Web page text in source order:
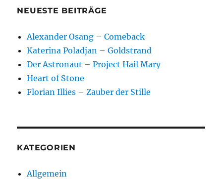
NEUESTE BEITRÄGE
Alexander Osang – Comeback
Katerina Poladjan – Goldstrand
Der Astronaut – Project Hail Mary
Heart of Stone
Florian Illies – Zauber der Stille
KATEGORIEN
Allgemein